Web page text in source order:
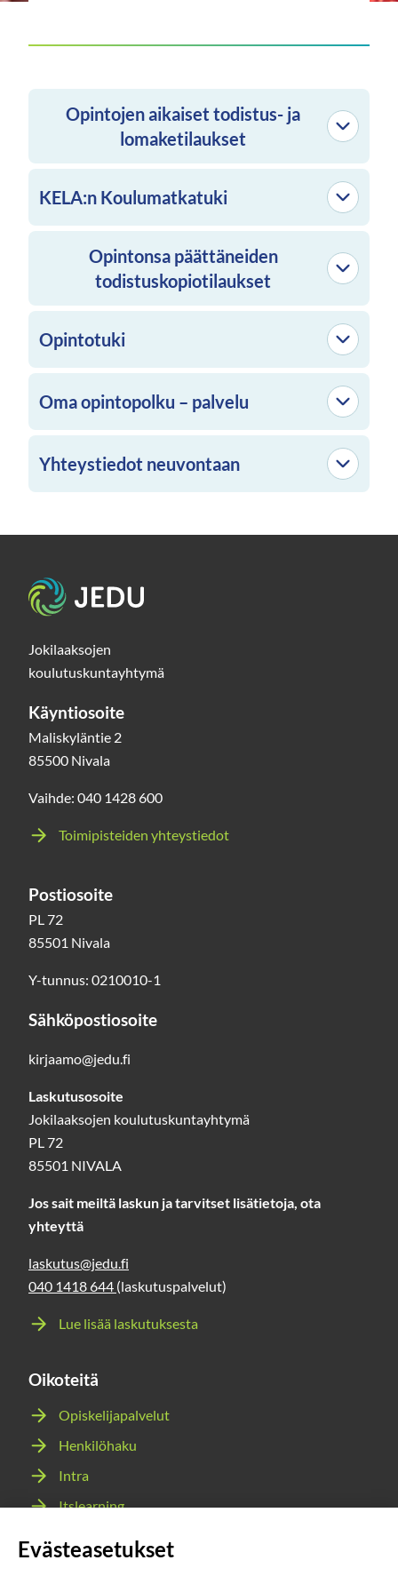
Opintojen aikaiset todistus- ja
lomaketilaukset
KELA:n Koulumatkatuki
Opintonsa päättäneiden
todistuskopiotilaukset
Opintotuki
Oma opintopolku – palvelu
Yhteystiedot neuvontaan
Etusivu
Jokilaaksojen
koulutuskuntayhtymä
Käyntiosoite
Maliskyläntie 2
85500 Nivala
Vaihde: 040 1428 600
Toimipisteiden yhteystiedot
Postiosoite
PL 72
85501 Nivala
Y-tunnus: 0210010-1
Sähköpostiosoite
kirjaamo@jedu.fi
Laskutusosoite
Jokilaaksojen koulutuskuntayhtymä
PL 72
85501 NIVALA
Jos sait meiltä laskun ja tarvitset lisätietoja, ota
yhteyttä
laskutus@jedu.fi
040 1418 644 (laskutuspalvelut)
Lue lisää laskutuksesta
Oikoteitä
Opiskelijapalvelut
Henkilöhaku
Intra
Itslearning
Evästeasetukset